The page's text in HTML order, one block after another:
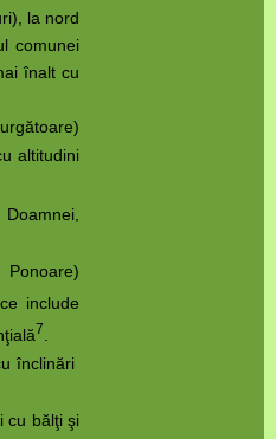
la nord
comunei
înalt cu
altitudini
include
7
înclinări
cu bălţi şi